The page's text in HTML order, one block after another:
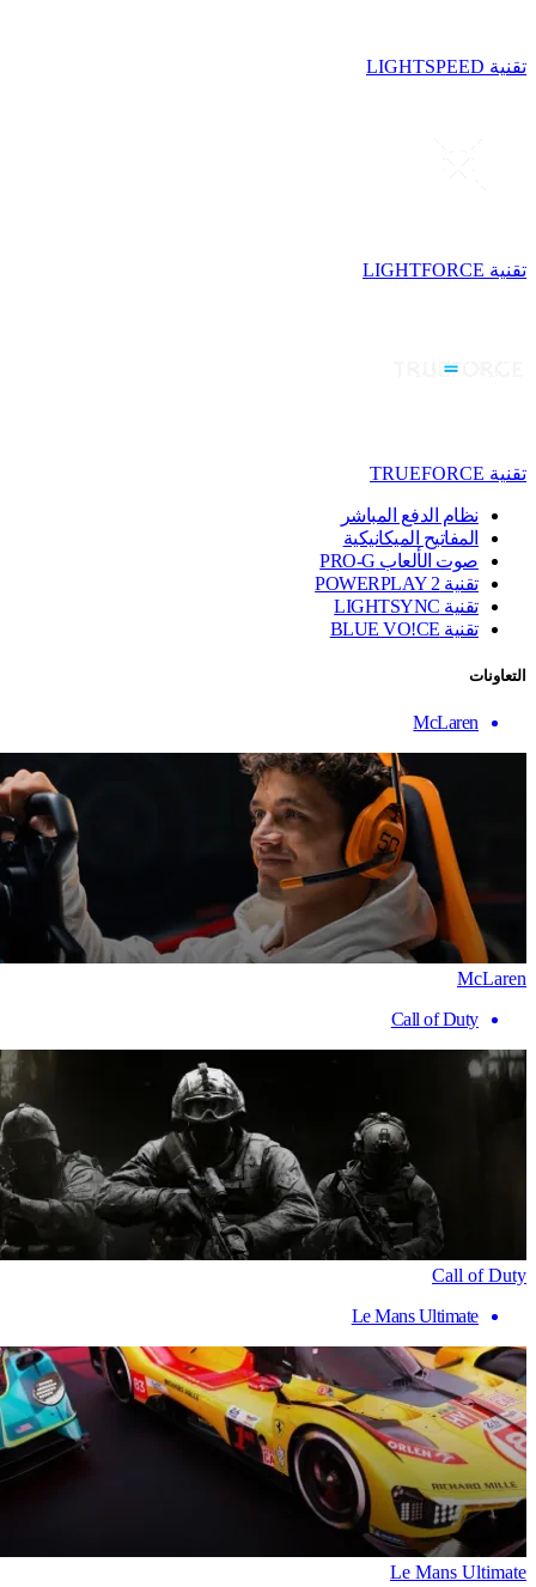
تقنية LIGHTSPEED
تقنية LIGHTFORCE
تقنية TRUEFORCE
نظام الدفع المباشر
المفاتيح الميكانيكية
صوت الألعاب PRO-G
تقنية ‏POWERPLAY 2
تقنية LIGHTSYNC
تقنية BLUE VO!CE
التعاونات
McLaren
McLaren
Call of Duty
Call of Duty
Le Mans Ultimate
Le Mans Ultimate